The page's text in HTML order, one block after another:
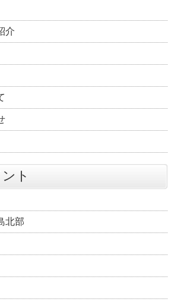
介
ト
北部